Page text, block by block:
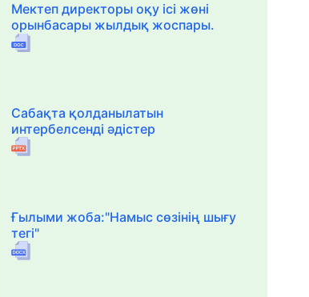
Мектеп директоры оқу ісі жөні
орынбасары жылдық жоспары.
Сабақта қолданылатын
интербелсенді әдістер
Ғылыми жоба:"Намыс сөзінің шығу
тегі"